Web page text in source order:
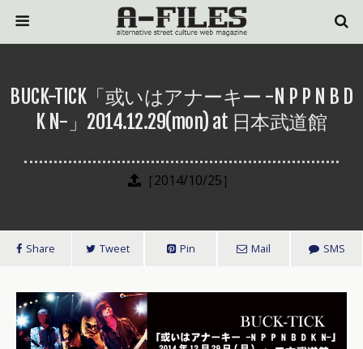
BUCK-TICK「或いはアナーキー -N P P N B D
K N-」2014.12.29(mon) at 日本武道館
［2014/10/25］
Share Tweet Pin Mail SMS